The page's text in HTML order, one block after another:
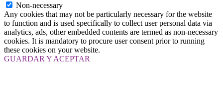
Non-necessary
Any cookies that may not be particularly necessary for the website
to function and is used specifically to collect user personal data via
analytics, ads, other embedded contents are termed as non-necessary
cookies. It is mandatory to procure user consent prior to running
these cookies on your website.
GUARDAR Y ACEPTAR